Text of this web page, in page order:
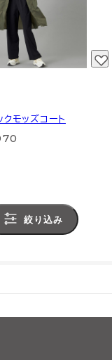
クモッズコート
絞り込み